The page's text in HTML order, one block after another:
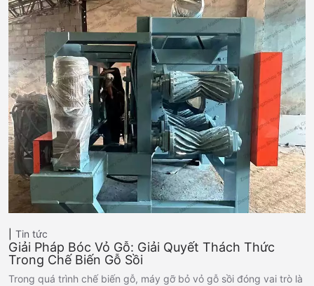
Tin tức
Giải Pháp Bóc Vỏ Gỗ: Giải Quyết Thách Thức
Trong Chế Biến Gỗ Sồi
Trong quá trình chế biến gỗ, máy gỡ bỏ vỏ gỗ sồi đóng vai trò là